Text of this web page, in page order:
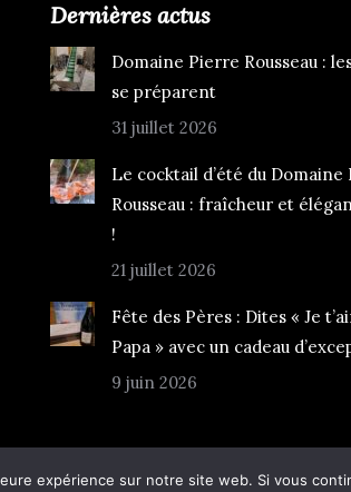
Dernières actus
Domaine Pierre Rousseau :
se préparent
31 juillet 2026
Le cocktail d’été du Domaine
Rousseau : fraîcheur et
!
21 juillet 2026
Fête des Pères : Dites « Je
Papa » avec un cadeau
9 juin 2026
expérience sur notre site web. Si vous